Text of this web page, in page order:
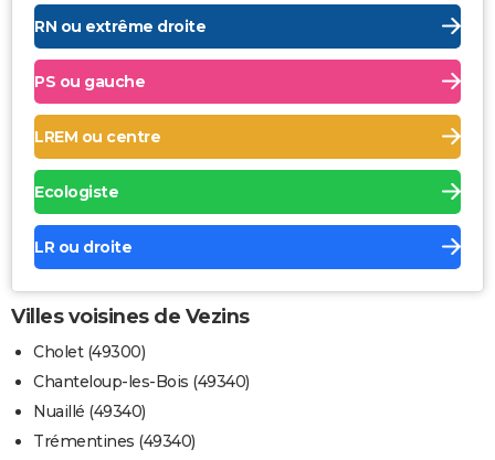
RN ou extrême droite
PS ou gauche
LREM ou centre
Ecologiste
LR ou droite
Villes voisines de Vezins
Cholet (49300)
Chanteloup-les-Bois (49340)
Nuaillé (49340)
Trémentines (49340)